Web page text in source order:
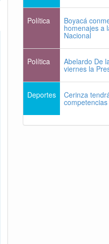
Política Boyacá
homenajes a
Nacional
Política Abelardo De
viernes la
Deportes Cerinza